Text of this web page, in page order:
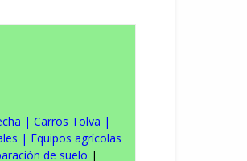
| Carros Tolva |
| Equipos agrícolas
de suelo |